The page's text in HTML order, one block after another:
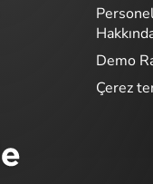
Demo
Çerez